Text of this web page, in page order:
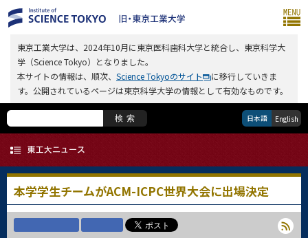
東京工業大学は、2024年10月に東京医科歯科大学と統合し、東京科学大
学（Science Tokyo）となりました。
本サイトの情報は、順次、 Science Tokyoのサイト
に移行していきま
す。公開されているページは東京科学大学の情報として有効なものです。
検索 日本語 English
本学学生チームがACM-ICPC世界大会に出場決定